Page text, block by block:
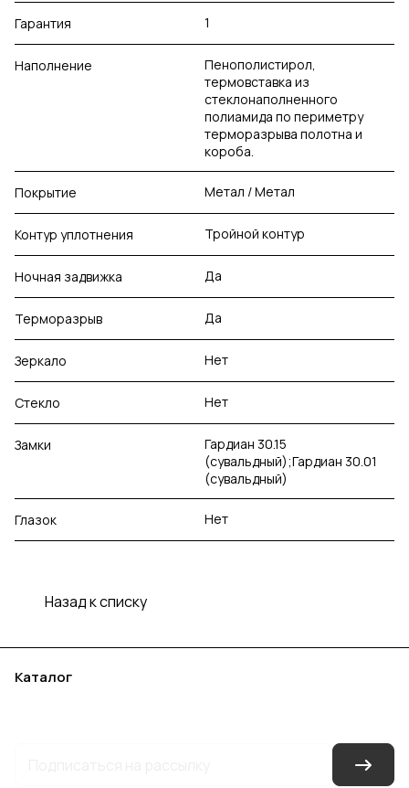
Гарантия 1
Наполнение
Пенополистирол,
термовставка из
стеклонаполненного
полиамида по периметру
терморазрыва полотна и
короба.
Покрытие Метал / Метал
Контур уплотнения Тройной контур
Ночная задвижка Да
Терморазрыв Да
Зеркало Нет
Стекло Нет
Замки
Гардиан 30.15
(сувальдный);Гардиан 30.01
(сувальдный)
Глазок Нет
Назад к списку
Каталог